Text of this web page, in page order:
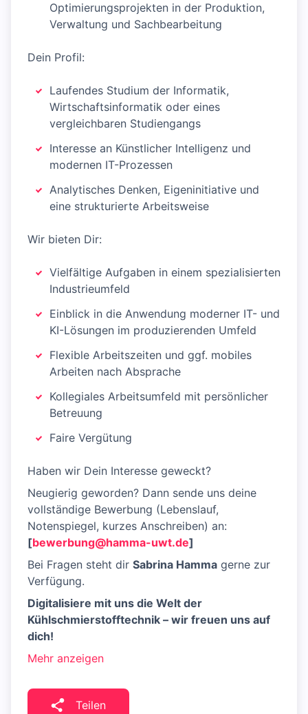
Optimierungsprojekten in der Produktion,
Verwaltung und Sachbearbeitung
Dein Profil:
Laufendes Studium der Informatik,
Wirtschaftsinformatik oder eines
vergleichbaren Studiengangs
Interesse an Künstlicher Intelligenz und
modernen IT-Prozessen
Analytisches Denken, Eigeninitiative und
eine strukturierte Arbeitsweise
Wir bieten Dir:
Vielfältige Aufgaben in einem spezialisierten
Industrieumfeld
Einblick in die Anwendung moderner IT- und
KI-Lösungen im produzierenden Umfeld
Flexible Arbeitszeiten und ggf. mobiles
Arbeiten nach Absprache
Kollegiales Arbeitsumfeld mit persönlicher
Betreuung
Faire Vergütung
Haben wir Dein Interesse geweckt?
Neugierig geworden? Dann sende uns deine
vollständige Bewerbung (Lebenslauf,
Notenspiegel, kurzes Anschreiben) an:
[bewerbung@hamma-uwt.de]
Bei Fragen steht dir Sabrina Hamma gerne zur
Verfügung.
Digitalisiere mit uns die Welt der
Kühlschmierstofftechnik – wir freuen uns auf
dich!
Mehr anzeigen
Teilen